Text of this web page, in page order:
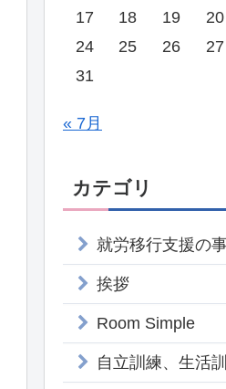
17
18 19 20
24
25 26 27
31
« 7月
カテゴリ
就労移行支援の
挨拶
Room Simple
自立訓練、生活